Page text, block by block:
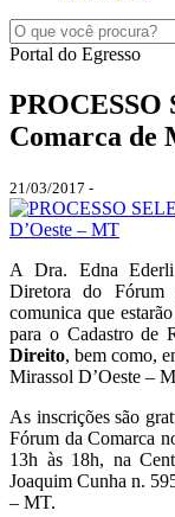
Portal do Egresso
Comarca de
21/03/2017 -
A Dra. Edna
Diretora do Fórum
comunica que
para o Cadastro de
Direito, bem como,
Mirassol D’Oeste –
As inscrições são
Fórum da Comarca
13h às 18h, na
Joaquim Cunha n.
– MT.